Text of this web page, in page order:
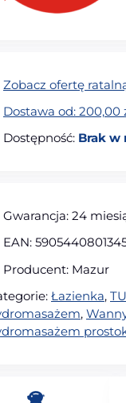
Zobacz ofertę
Dostawa od: 200,00
Dostępność: Brak w
Gwarancja: 24
EAN:
Producent: Mazur
Łazienka,
,